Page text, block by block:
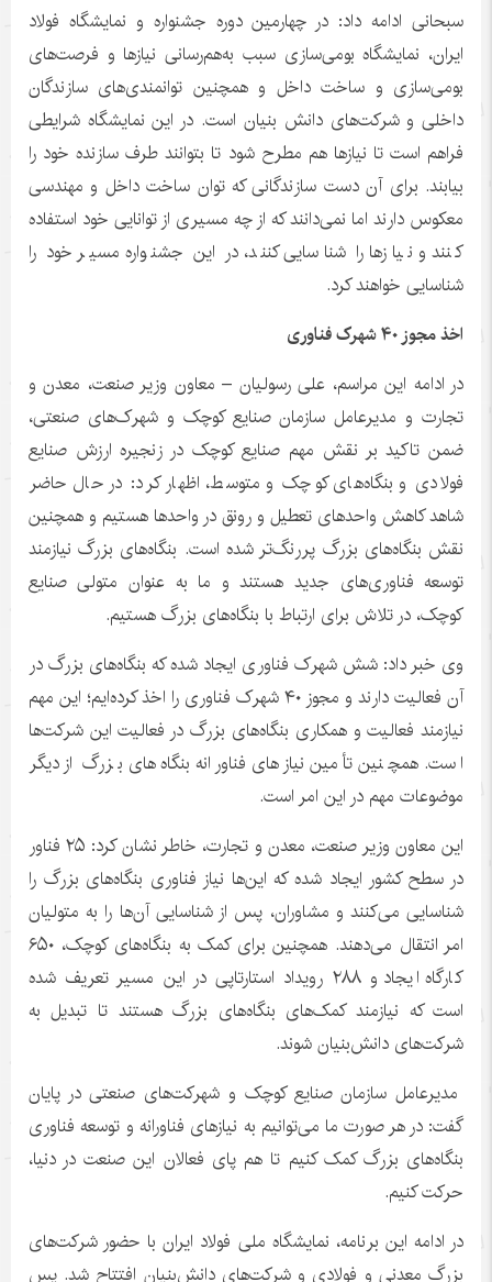
سبحانی ادامه داد: در چهارمین دوره جشنواره و نمایشگاه فولاد
ایران، نمایشگاه بومی‌سازی سبب به‌هم‌رسانی نیازها و فرصت‌های
بومی‌سازی و ساخت داخل و همچنین توانمندی‌های سازندگان
داخلی و شرکت‌های دانش بنیان است. در این نمایشگاه شرایطی
فراهم است تا نیازها هم مطرح شود تا بتوانند طرف سازنده خود را
بیابند. برای آن دست سازندگانی که توان ساخت داخل و مهندسی
معکوس دارند اما نمی‌دانند که از چه مسیری از توانایی خود استفاده
کنند و نیازها را شناسایی کنند، در این جشنواره مسیر خود را
شناسایی خواهند کرد.
اخذ مجوز ۴۰ شهرک فناوری
در ادامه این مراسم، علی رسولیان – معاون وزیر صنعت، معدن و
تجارت و مدیرعامل سازمان صنایع کوچک و شهرک‌های صنعتی،
ضمن تاکید بر نقش مهم صنایع کوچک در زنجیره ارزش صنایع
فولادی و بنگاه‌های کوچک و متوسط، اظهار کرد: در حال حاضر
شاهد کاهش واحدهای تعطیل و رونق در واحدها هستیم و همچنین
نقش بنگاه‌های بزرگ پررنگ‌تر شده است. بنگاه‌های بزرگ نیازمند
توسعه فناوری‌های جدید هستند و ما به عنوان متولی صنایع
کوچک، در تلاش برای ارتباط با بنگاه‌های بزرگ هستیم.
وی خبر داد: شش شهرک فناوری ایجاد شده که بنگاه‌های بزرگ در
آن فعالیت دارند و مجوز ۴۰ شهرک فناوری را اخذ کرده‌ایم؛ این مهم
نیازمند فعالیت و همکاری بنگاه‌های بزرگ در فعالیت این شرکت‌ها
است. همچنین تأمین نیازهای فناورانه بنگاه‌های بزرگ از دیگر
موضوعات مهم در این امر است.
این معاون وزیر صنعت، معدن و تجارت، خاطر نشان کرد: ۲۵ فناور
در سطح کشور ایجاد شده که این‌ها نیاز فناوری بنگاه‌های بزرگ را
شناسایی می‌کنند و مشاوران، پس از شناسایی آن‌ها را به متولیان
امر انتقال می‌دهند. همچنین برای کمک به بنگاه‌های کوچک، ۶۵۰
کارگاه ایجاد و ٢٨٨ رویداد استارتاپی در این مسیر تعریف شده
است که نیازمند کمک‌های بنگاه‌های بزرگ هستند تا تبدیل به
شرکت‌های دانش‌بنیان شوند.
مدیرعامل سازمان صنایع کوچک و شهرکت‌های صنعتی در پایان
گفت: در هر صورت ما می‌توانیم به نیازهای فناورانه و توسعه فناوری
بنگاه‌های بزرگ کمک کنیم تا هم پای فعالان این صنعت در دنیا،
حرکت کنیم.
در ادامه این برنامه، نمایشگاه ملی فولاد ایران با حضور شرکت‌های
بزرگ معدنی و فولادی و شرکت‌های دانش‌بنیان افتتاح شد. پس